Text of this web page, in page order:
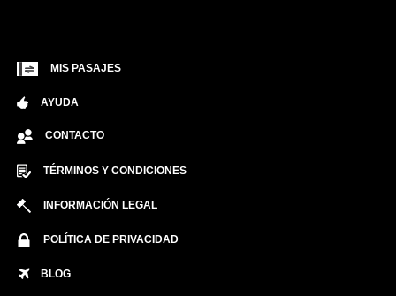
MIS PASAJES
AYUDA
CONTACTO
TÉRMINOS Y CONDICIONES
INFORMACIÓN LEGAL
POLÍTICA DE PRIVACIDAD
BLOG